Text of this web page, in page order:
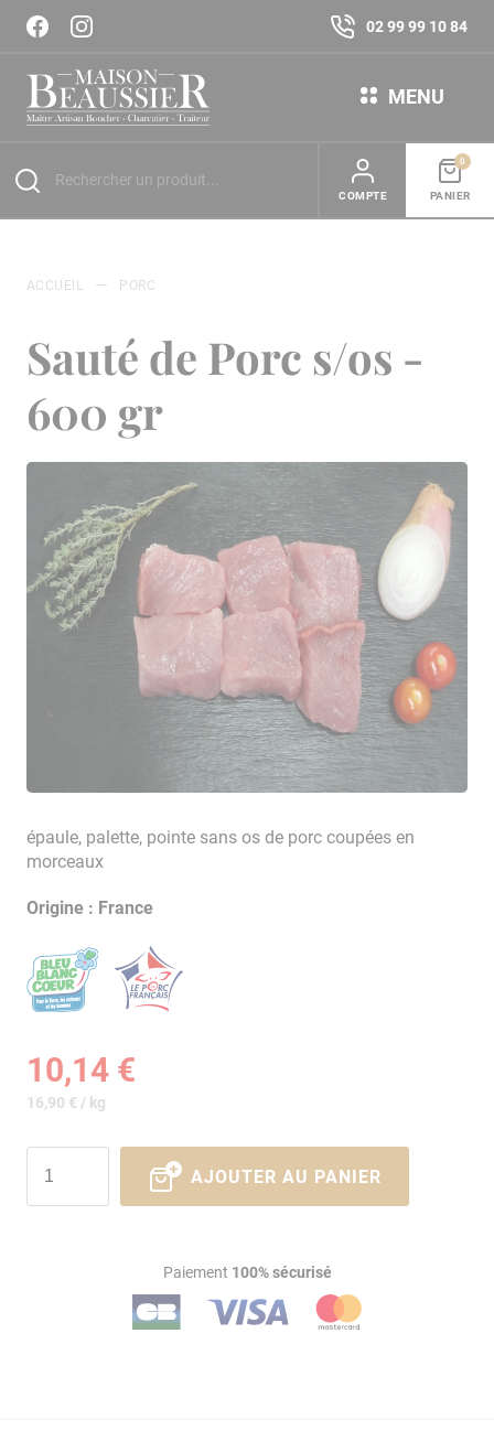
02 99 99 10 84
MENU
COMPTE PANIER
0
ACCUEIL PORC
Sauté de Porc s/os -
600 gr
épaule, palette, pointe sans os de porc coupées en
morceaux
Origine : France
10,14 €
16,90 € / kg
AJOUTER AU PANIER
Paiement 100% sécurisé